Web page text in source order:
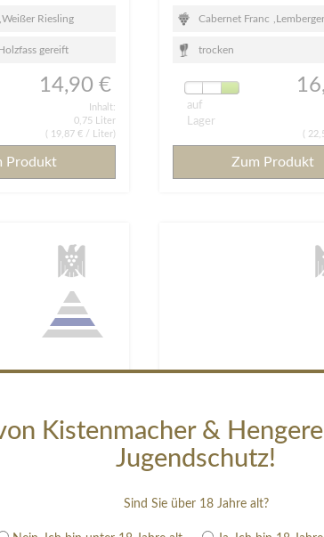
Kistenmacher &
Jugendschutz!
Sind Sie über 18 Jahre alt?
,Weißer Riesling
gereift
14,90 €
Inhalt:
0,75 Liter
19,87 € / Liter)
Produkt
Cabernet Franc Lemberger
trocken
auf
Lager
Zum Produkt